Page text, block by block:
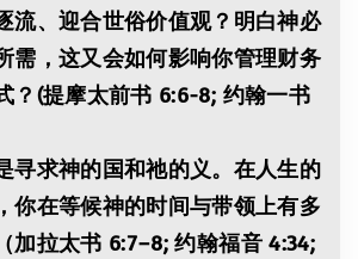
流、迎合世俗价值观？明白神必
需，这又会如何影响你管理财务
？(提摩太前书 6:6-8; 约翰一书
寻求神的国和祂的义。在人生的
你在等候神的时间与带领上有多
加拉太书 6:7–8; 约翰福音 4:34;